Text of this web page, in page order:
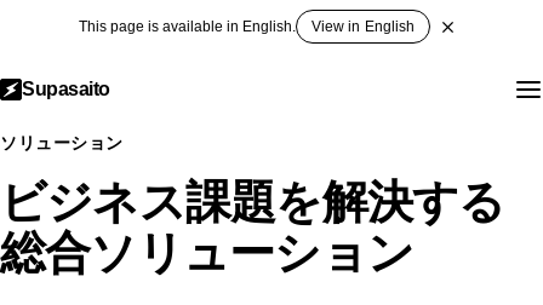
This page is available in English. View in English
Supasaito
ソリューション
ビジネス課題を解決する
総合ソリューション